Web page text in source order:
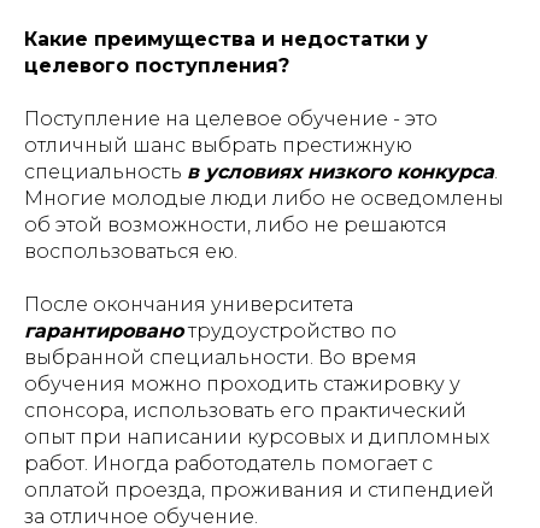
Какие преимущества и недостатки у
целевого поступления?
Поступление на целевое обучение - это
отличный шанс выбрать престижную
специальность в условиях низкого конкурса.
Многие молодые люди либо не осведомлены
об этой возможности, либо не решаются
воспользоваться ею.
После окончания университета
гарантированотрудоустройство по
выбранной специальности. Во время
обучения можно проходить стажировку у
спонсора, использовать его практический
опыт при написании курсовых и дипломных
работ. Иногда работодатель помогает с
оплатой проезда, проживания и стипендией
за отличное обучение.